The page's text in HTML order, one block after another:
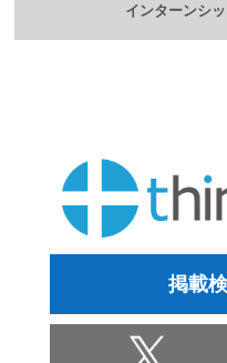
インターンシ
掲載